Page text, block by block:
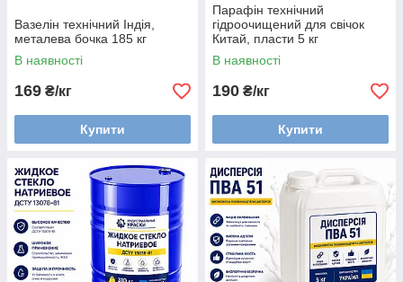
Вазелін технічний Індія,
металева бочка 185 кг
В наявності
169 ₴/кг
Купити
Парафін технічний
гідроочищений для свічок
Китай, пласти 5 кг
В наявності
190 ₴/кг
Купити